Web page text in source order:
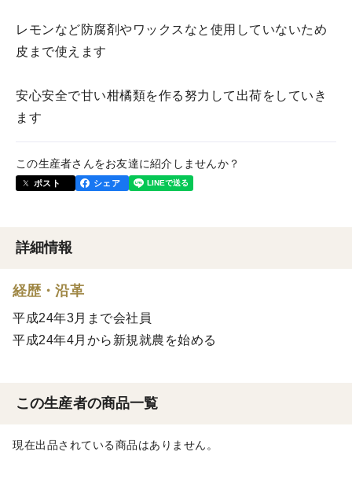
レモンなど防腐剤やワックスなと使用していないため
皮まで使えます
安心安全で甘い柑橘類を作る努力して出荷をしていき
ます
この生産者さんをお友達に紹介しませんか？
ポスト シェア
詳細情報
経歴・沿革
平成24年3月まで会社員
平成24年4月から新規就農を始める
この生産者の商品一覧
現在出品されている商品はありません。